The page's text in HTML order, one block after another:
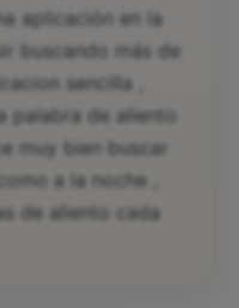
aplicación en la
buscando más de
sencilla ,
palabra de aliento
muy bien buscar
a la noche ,
de aliento cada